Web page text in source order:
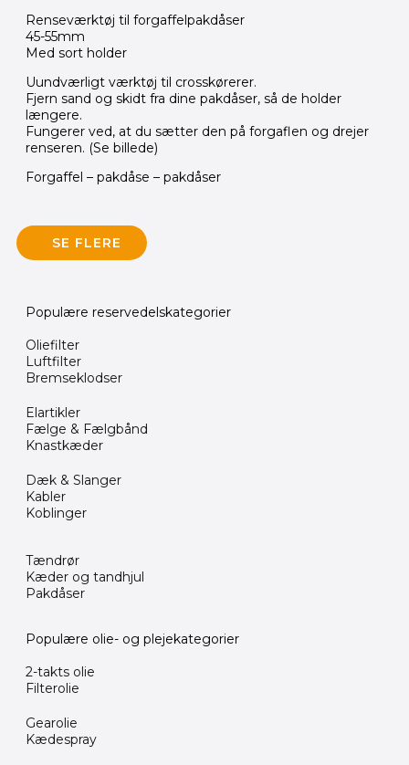
Renseværktøj til forgaffelpakdåser
45-55mm
Med sort holder
Uundværligt værktøj til crosskørerer.
Fjern sand og skidt fra dine pakdåser, så de holder
længere.
Fungerer ved, at du sætter den på forgaflen og drejer
renseren. (Se billede)
Forgaffel – pakdåse – pakdåser
SE FLERE
Populære reservedelskategorier
Oliefilter
Luftfilter
Bremseklodser
Elartikler
Fælge & Fælgbånd
Knastkæder
Dæk & Slanger
Kabler
Koblinger
Tændrør
Kæder og tandhjul
Pakdåser
Populære olie- og plejekategorier
2-takts olie
Filterolie
Gearolie
Kædespray